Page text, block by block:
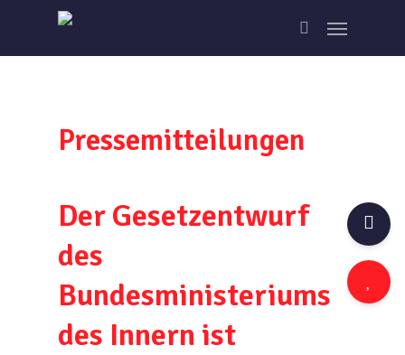
main
search
Menu
Pressemitteilungen
Der Gesetzentwurf
des
Bundesministeriums
des Innern ist